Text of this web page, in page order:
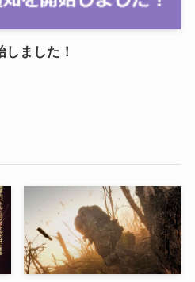
ました！